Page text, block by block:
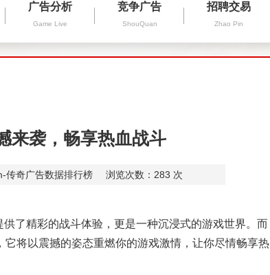
广告分析
Game Live
竞争广告
ShouQuan
招聘交易
Zhao Pin
来袭，畅享热血战斗
传奇广告数据排行榜 浏览次数： 283 次
了精彩的战斗体验，更是一种沉浸式的游戏世界。而
将以震撼的姿态重燃你的游戏激情，让你尽情畅享热